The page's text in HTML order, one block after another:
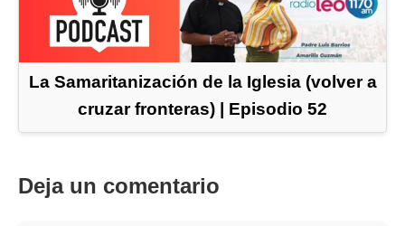
La Samaritanización de la Iglesia (volver a
cruzar fronteras) | Episodio 52
Deja un comentario